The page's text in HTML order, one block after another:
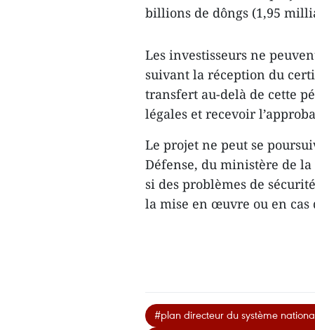
billions de dôngs (1,95
Les investisseurs ne
suivant la réception du
transfert au-delà de cette
légales et recevoir
Le projet ne peut se
Défense, du ministère de
si des problèmes de
la mise en œuvre ou en cas
#plan directeur du système